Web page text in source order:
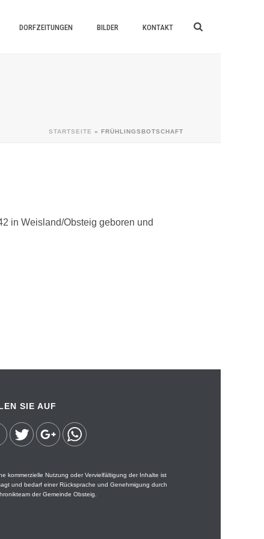
DORFZEITUNGEN BILDER KONTAKT
STARTSEITE » FRÜHLINGSBOTSCHAFT
in Weisland/Obsteig geboren und
SIE AUF
kommerzielle Nutzung oder Vervielfältigung der Inhalte ist
und bedarf einer Rücksprache und Genehmigung durch
der Gemeinde Obsteig.